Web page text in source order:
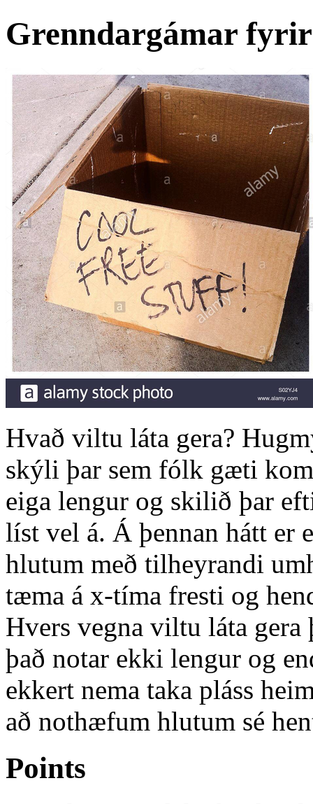
Grenndargámar
Hvað viltu láta gera?
skýli þar sem fólk gæti
eiga lengur og skilið þar
líst vel á. Á þennan hátt er
hlutum með tilheyrandi
tæma á x-tíma fresti og
Hvers vegna viltu láta gera
það notar ekki lengur og
ekkert nema taka pláss
að nothæfum hlutum sé
Points